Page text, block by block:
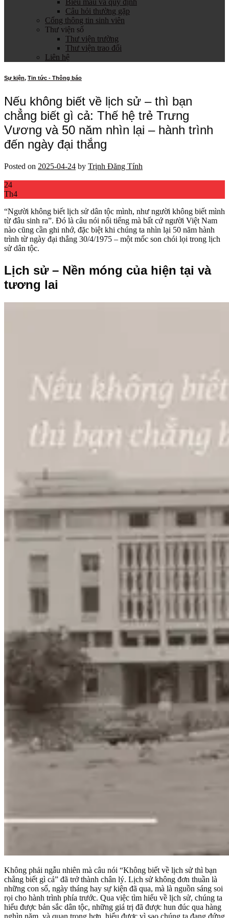
Biểu mẫu và quy định
Câu hỏi thường gặp
Cổng thông tin sinh viên
Thư viện số
Thư viện trường
Thư viện trao đổi
Liên hệ
Sự kiện, Tin tức - Thông báo
Nếu không biết về lịch sử – thì bạn
chẳng biết gì cả: Thế hệ trẻ Trưng
Vương và 50 năm nhìn lại – hành trình
đến ngày đại thắng
Posted on 2025-04-24 by Trịnh Đăng Tính
24
Th4
“Người không biết lịch sử dân tộc mình, như người không biết mình
từ đâu sinh ra”. Đó là câu nói nổi tiếng mà bất cứ người Việt Nam
nào cũng cần ghi nhớ, đặc biệt khi chúng ta nhìn lại 50 năm hành
trình từ ngày đại thắng 30/4/1975 – một mốc son chói lọi trong lịch
sử dân tộc.
Lịch sử – Nền móng của hiện tại và
tương lai
Không phải ngẫu nhiên mà câu nói “Không biết về lịch sử thì bạn
chẳng biết gì cả” đã trở thành chân lý. Lịch sử không đơn thuần là
những con số, ngày tháng hay sự kiện đã qua, mà là nguồn sáng soi
rọi cho hành trình phía trước. Qua việc tìm hiểu về lịch sử, chúng ta
hiểu được bản sắc dân tộc, những giá trị đã được hun đúc qua hàng